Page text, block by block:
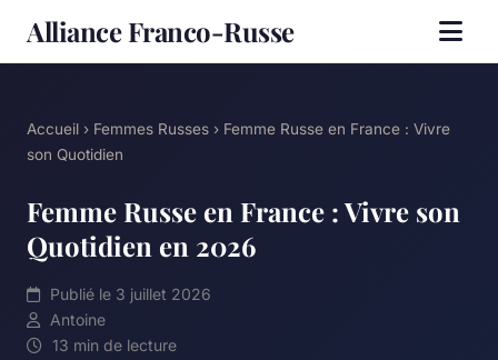
Alliance Franco-Russe
Accueil › Femmes Russes › Femme Russe en France : Vivre
son Quotidien
Femme Russe en France : Vivre son
Quotidien en 2026
Publié le 3 juillet 2026
Antoine
13 min de lecture